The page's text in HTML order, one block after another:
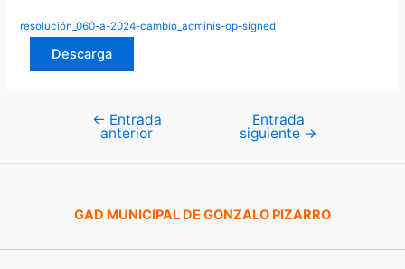
resolución_060-a-2024-cambio_adminis-op-signed
Descarga
Navegación
← Entrada
anterior
Entrada
siguiente →
GAD MUNICIPAL DE GONZALO PIZARRO